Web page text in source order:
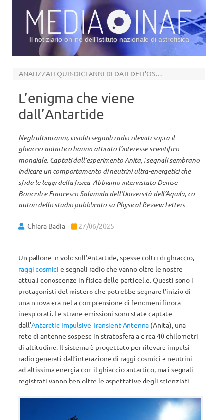
Il notiziario online dell’Istituto nazionale di astrofisica
ANALIZZATI QUINDICI ANNI DI DATI DELL’OSSERVATORIO PIERRE AUGER
L’enigma che viene
dall’Antartide
Negli ultimi anni, insoliti segnali radio rilevati sopra il
ghiaccio antartico hanno attirato l’interesse scientifico
mondiale. Captati dall’esperimento Anita, i segnali sembrano
indicare un comportamento di neutrini ultra-energetici che
sfida le leggi della fisica. Abbiamo intervistato Denise
Boncioli e Francesco Salamida dell’Università dell’Aquila, co-
autori dello studio pubblicato su Physical Review Letters
Chiara Badia 27/06/2025
Un pallone in volo sull’Antartide, spesse coltri di ghiaccio,
raggi cosmici e segnali radio che vanno oltre le nostre
attuali conoscenze in fisica delle particelle. Questi sono i
protagonisti del mistero che potrebbe segnare l’inizio di
una nuova era nella comprensione di fenomeni finora
inesplorati. Le strane emissioni sono state captate
dall’Antarctic Impulsive Transient Antenna (Anita), una
rete di antenne sospese in stratosfera a circa 40 chilometri
di altitudine. Il sistema è progettato per rilevare impulsi
radio generati dall’interazione di raggi cosmici e neutrini
ad altissima energia con il ghiaccio antartico, ma i segnali
registrati vanno ben oltre le aspettative degli scienziati.